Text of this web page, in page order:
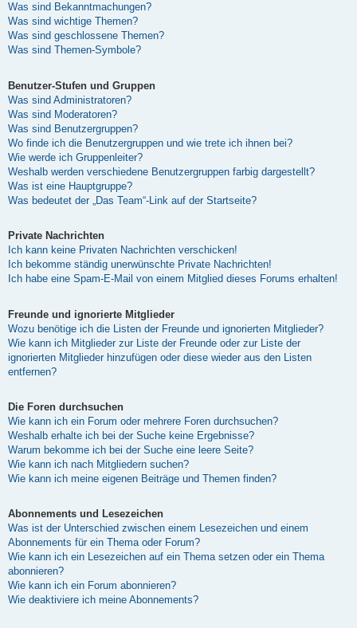
Was sind Bekanntmachungen?
Was sind wichtige Themen?
Was sind geschlossene Themen?
Was sind Themen-Symbole?
Benutzer-Stufen und Gruppen
Was sind Administratoren?
Was sind Moderatoren?
Was sind Benutzergruppen?
Wo finde ich die Benutzergruppen und wie trete ich ihnen bei?
Wie werde ich Gruppenleiter?
Weshalb werden verschiedene Benutzergruppen farbig dargestellt?
Was ist eine Hauptgruppe?
Was bedeutet der „Das Team“-Link auf der Startseite?
Private Nachrichten
Ich kann keine Privaten Nachrichten verschicken!
Ich bekomme ständig unerwünschte Private Nachrichten!
Ich habe eine Spam-E-Mail von einem Mitglied dieses Forums erhalten!
Freunde und ignorierte Mitglieder
Wozu benötige ich die Listen der Freunde und ignorierten Mitglieder?
Wie kann ich Mitglieder zur Liste der Freunde oder zur Liste der
ignorierten Mitglieder hinzufügen oder diese wieder aus den Listen
entfernen?
Die Foren durchsuchen
Wie kann ich ein Forum oder mehrere Foren durchsuchen?
Weshalb erhalte ich bei der Suche keine Ergebnisse?
Warum bekomme ich bei der Suche eine leere Seite?
Wie kann ich nach Mitgliedern suchen?
Wie kann ich meine eigenen Beiträge und Themen finden?
Abonnements und Lesezeichen
Was ist der Unterschied zwischen einem Lesezeichen und einem
Abonnements für ein Thema oder Forum?
Wie kann ich ein Lesezeichen auf ein Thema setzen oder ein Thema
abonnieren?
Wie kann ich ein Forum abonnieren?
Wie deaktiviere ich meine Abonnements?